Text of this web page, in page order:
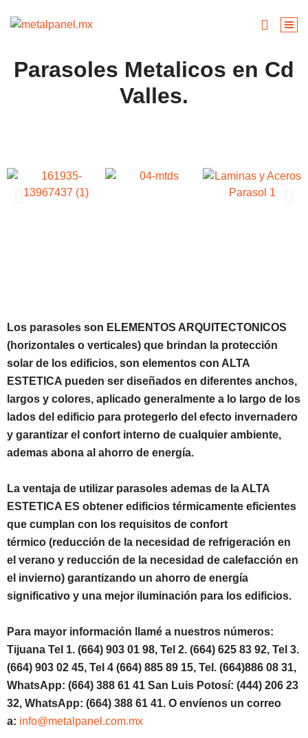
Parasoles Metalicos en Cd
Valles.
Los parasoles son ELEMENTOS ARQUITECTONICOS
(horizontales o verticales) que brindan la protección
solar de los edificios, son elementos con ALTA
ESTETICA pueden ser diseñados en diferentes anchos,
largos y colores, aplicado generalmente a lo largo de los
lados del edificio para protegerlo del efecto invernadero
y garantizar el confort interno de cualquier ambiente,
ademas abona al ahorro de energía.
La ventaja de utilizar parasoles ademas de la ALTA
ESTETICA ES obtener edificios térmicamente eficientes
que cumplan con los requisitos de confort
térmico (reducción de la necesidad de refrigeración en
el verano y reducción de la necesidad de calefacción en
el invierno) garantizando un ahorro de energía
significativo y una mejor iluminación para los edificios.
Para mayor información llamé a nuestros números:
Tijuana Tel 1. (664) 903 01 98, Tel 2. (664) 625 83 92, Tel 3.
(664) 903 02 45, Tel 4 (664) 885 89 15, Tel. (664)886 08 31,
WhatsApp: (664) 388 61 41 San Luis Potosí: (444) 206 23
32, WhatsApp: (664) 388 61 41. O envíenos un correo
a: info@metalpanel.com.mx